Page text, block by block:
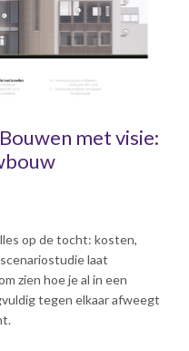
met visie:
op de tocht: kosten,
laat
zien hoe je al in een
tegen elkaar afweegt
lang
de
de
2023
boek
& Carrière